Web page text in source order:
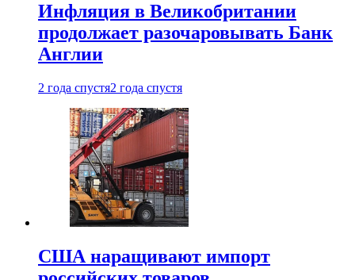
Инфляция в Великобритании
продолжает разочаровывать Банк
Англии
2 года спустя2 года спустя
США наращивают импорт